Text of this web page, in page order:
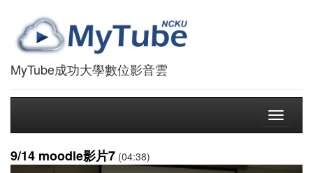
MyTube成功大學數位影音雲
Toggle
9/14 moodle影片7 (04:38)